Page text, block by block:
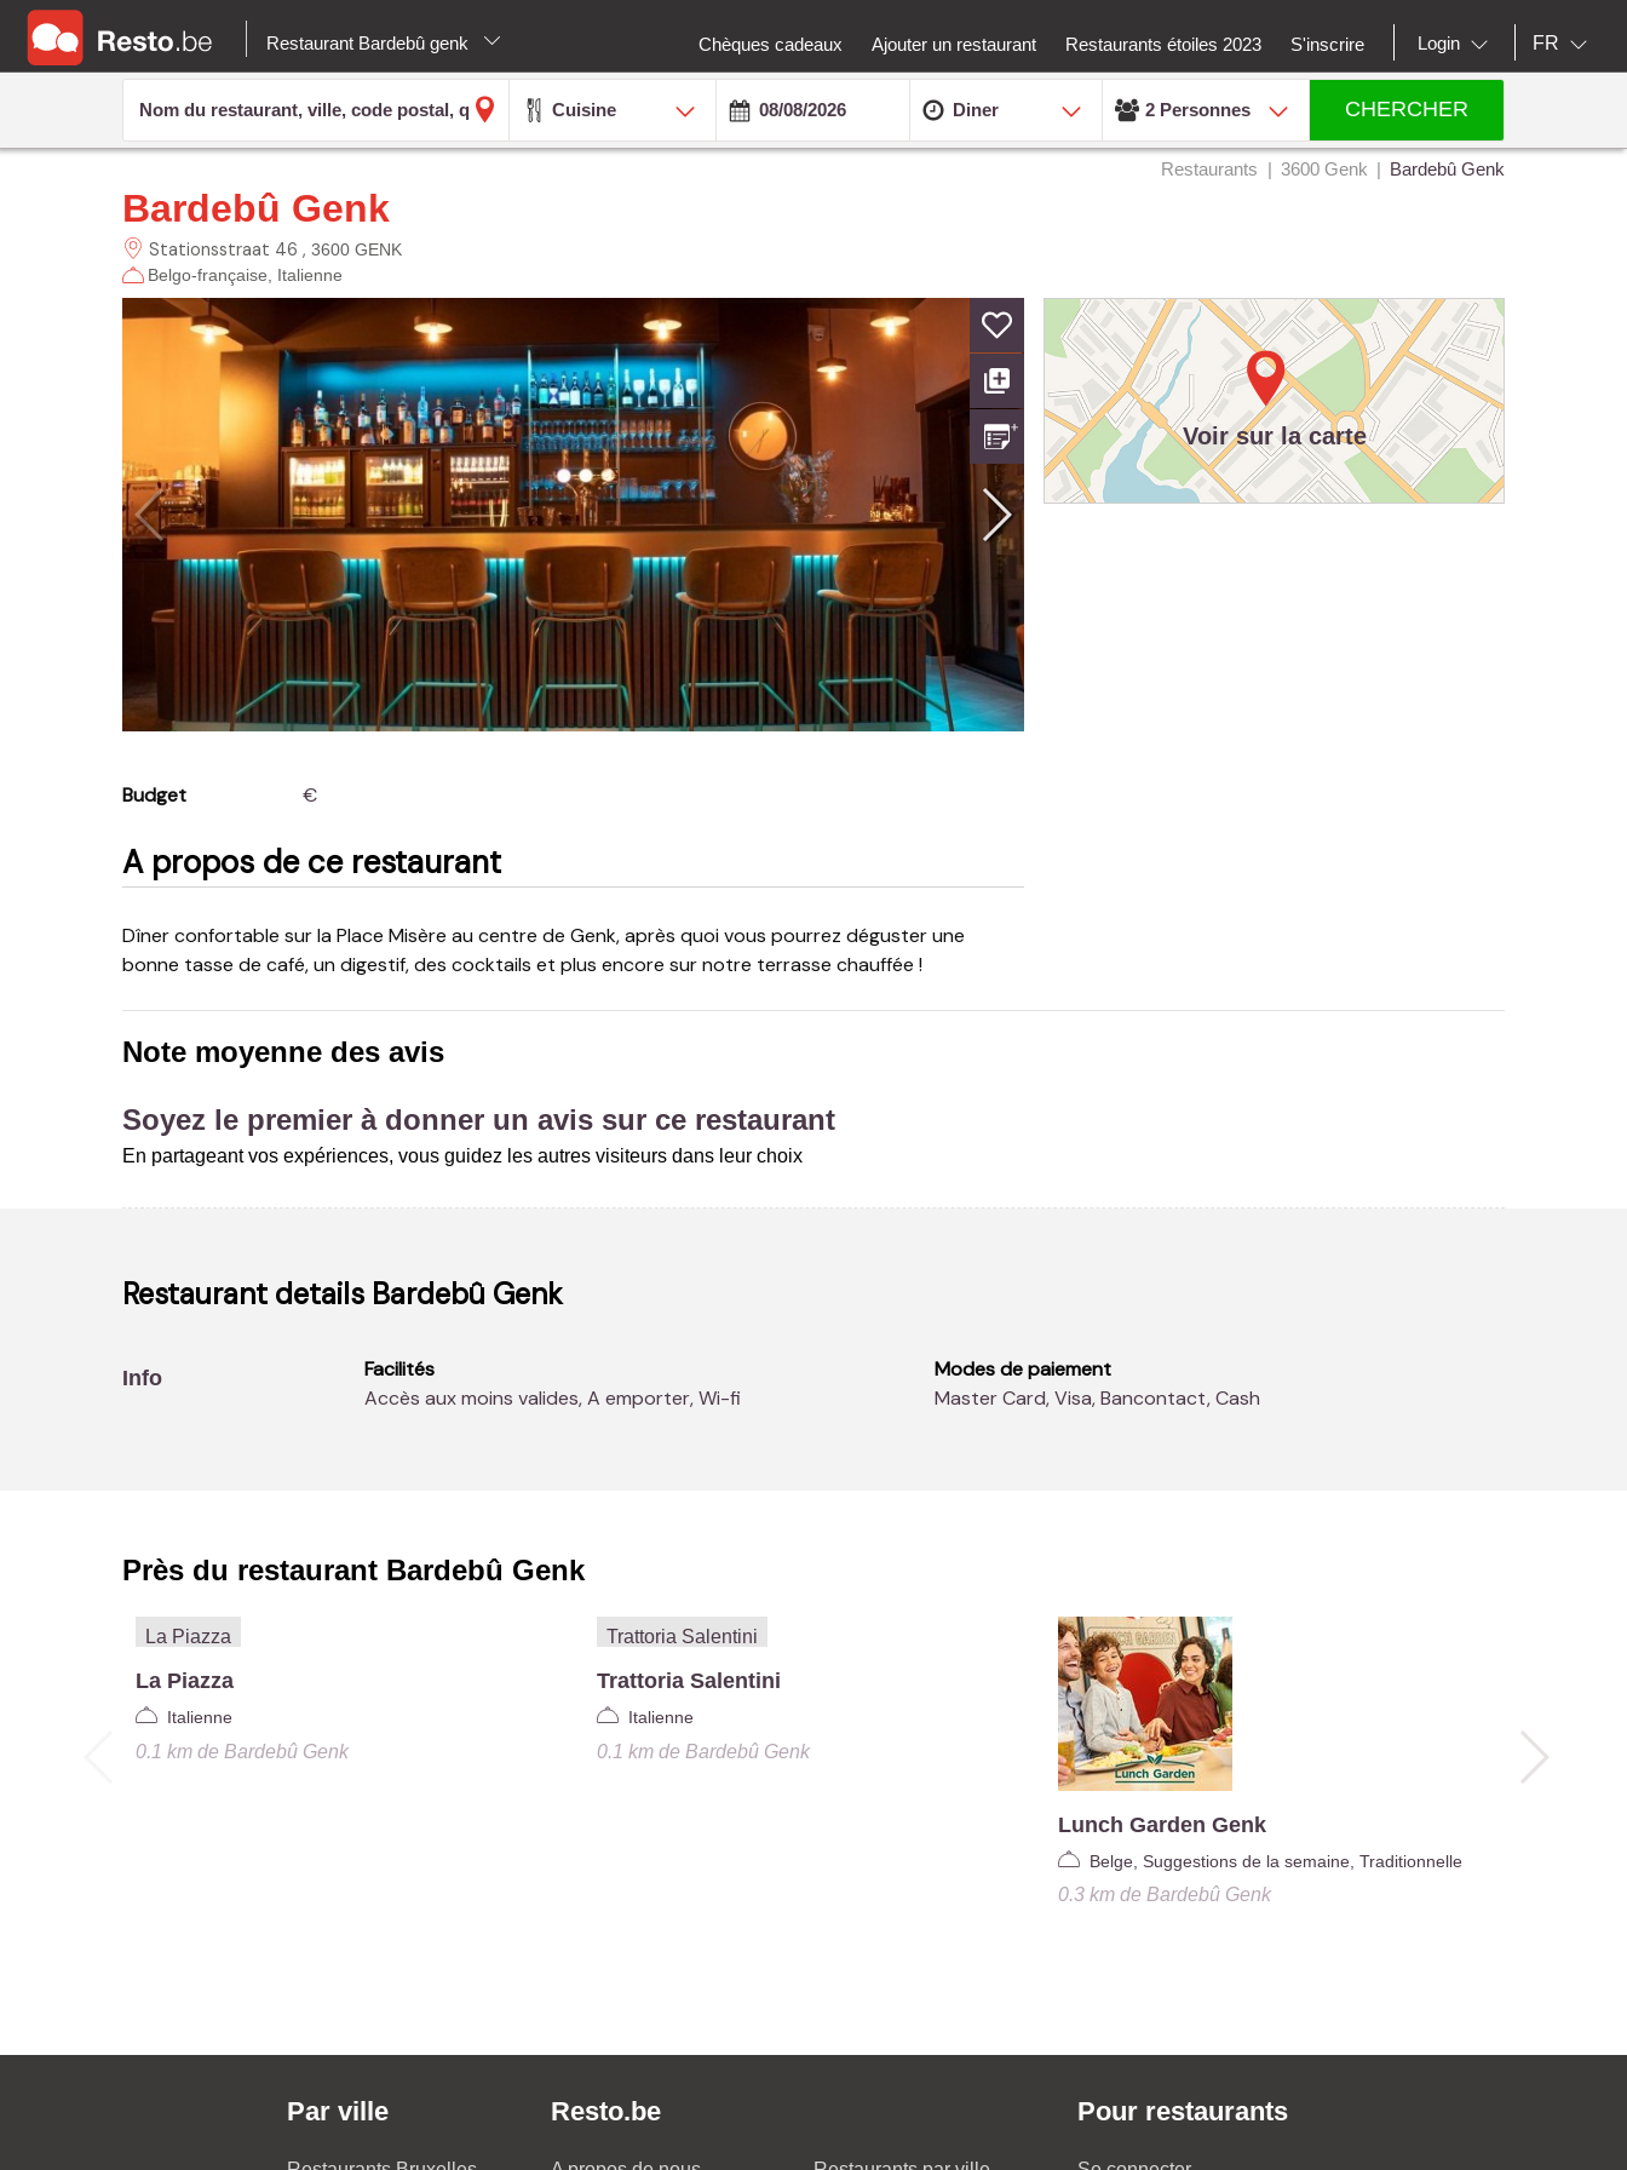
Restaurant Bardebû genk Chèques cadeaux Ajouter un restaurant Restaurants étoiles 2023 S'inscrire Login FR
Cuisine Diner 2 Personnes CHERCHER
Restaurants 3600 Genk Bardebû Genk
Bardebû Genk
Stationsstraat 46
3600 GENK
Belgo-française
Italienne
Budget €
A propos de ce restaurant
Dîner confortable sur la Place Misère au centre de Genk, après quoi vous pourrez déguster une
bonne tasse de café, un digestif, des cocktails et plus encore sur notre terrasse chauffée !
Voir sur la carte
Note moyenne des avis
Soyez le premier à donner un avis sur ce restaurant
En partageant vos expériences, vous guidez les autres visiteurs dans leur choix
Restaurant details Bardebû Genk
Info
Facilités
Accès aux moins valides, A emporter, Wi-fi
Modes de paiement
Master Card, Visa, Bancontact, Cash
Près du restaurant Bardebû Genk
La Piazza
Italienne
0.1 kmde Bardebû Genk
Trattoria Salentini
Italienne
0.1 kmde Bardebû Genk
Lunch Garden Genk
Belge, Suggestions de la semaine, Traditionnelle
0.3 kmde Bardebû Genk
Par ville Resto.be Pour restaurants